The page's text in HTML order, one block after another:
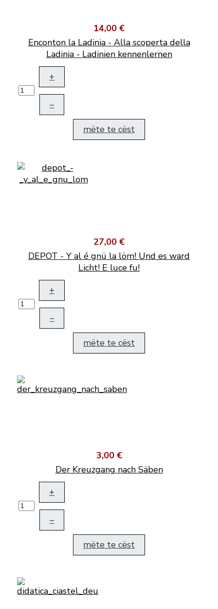
14,00 €
Enconton la Ladinia - Alla scoperta della
Ladinia - Ladinien kennenlernen
+
–
mëte te cëst
27,00 €
DEPOT - Y al é gnü la löm! Und es ward
Licht! E luce fu!
+
–
mëte te cëst
3,00 €
Der Kreuzgang nach Säben
+
–
mëte te cëst